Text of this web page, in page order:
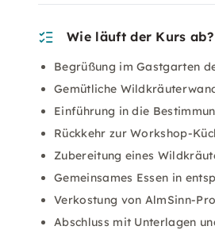
Wie läuft der Kurs ab?
Begrüßung im Gastgarten
Gemütliche
Einführung in die
Rückkehr zur Workshop-
Zubereitung eines
Gemeinsames Essen in
Verkostung von AlmSinn-
Abschluss mit Unterlagen